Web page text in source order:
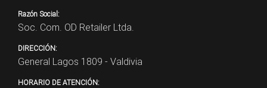
Razón Social:
Soc. Com. OD Retailer Ltda.
DIRECCIÓN:
General Lagos 1809 - Valdivia
HORARIO DE ATENCIÓN: